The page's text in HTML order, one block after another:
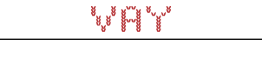
Трикотаж для всей семьи. Сделано в России. Опт
от 5 000 рублей.